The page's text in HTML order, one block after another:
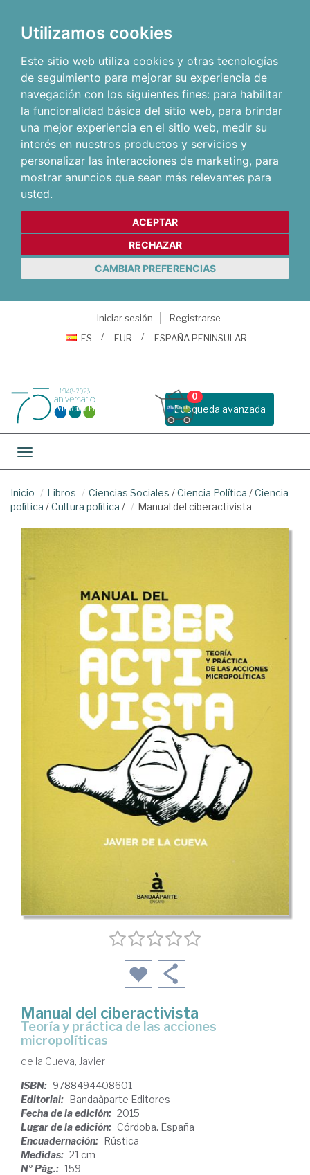
Utilizamos cookies
Este sitio web utiliza cookies y otras tecnologías
de seguimiento para mejorar su experiencia de
navegación con los siguientes fines: para habilitar
la funcionalidad básica del sitio web, para brindar
una mejor experiencia en el sitio web, medir su
interés en nuestros productos y servicios y
personalizar las interacciones de marketing, para
mostrar anuncios que sean más relevantes para
usted.
ACEPTAR
RECHAZAR
CAMBIAR PREFERENCIAS
Iniciar sesión
Registrarse
ES
EUR ESPAÑA PENINSULAR
Busqueda avanzada
0
Toggle navigation
Inicio Libros Ciencias Sociales /Ciencia Política /Ciencia
política /Cultura política / Manual del ciberactivista
Manual del ciberactivista
teoría y práctica de las acciones
micropolíticas
de la Cueva, Javier
ISBN: 9788494408601
Editorial: Bandaàparte Editores
Fecha de la edición: 2015
Lugar de la edición: Córdoba. España
Encuadernación: Rústica
Medidas: 21 cm
Nº Pág.: 159